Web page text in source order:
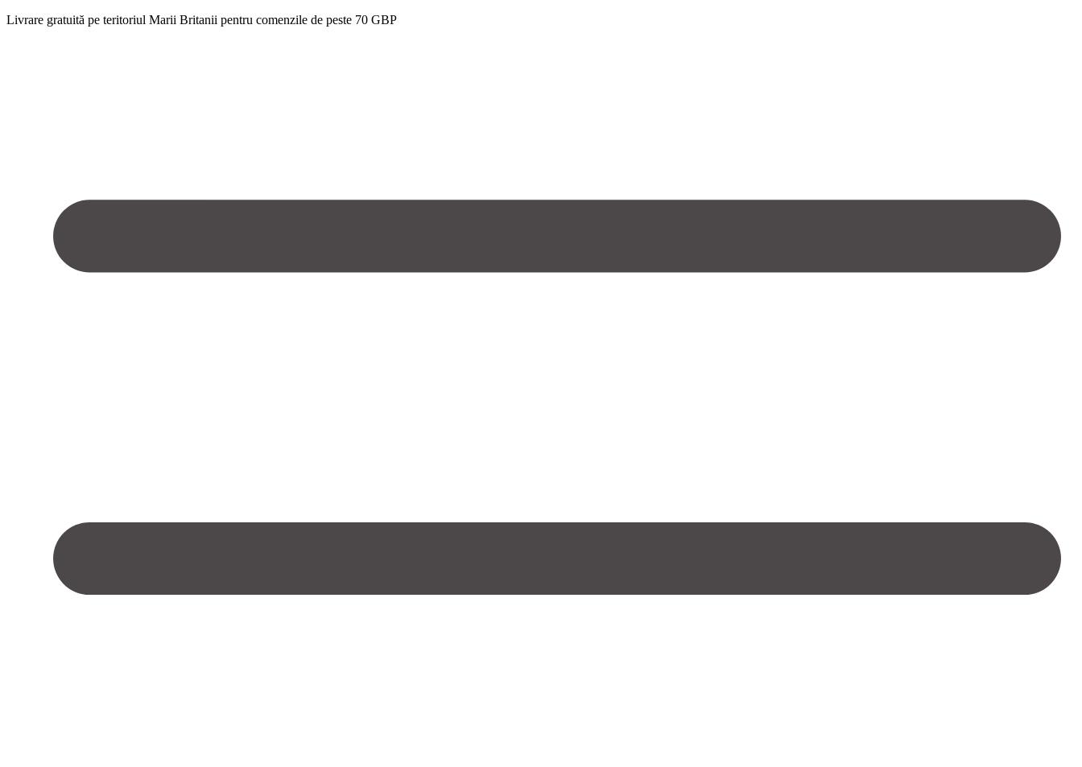
Livrare gratuită pe teritoriul Marii Britanii pentru comenzile de peste 70 GBP